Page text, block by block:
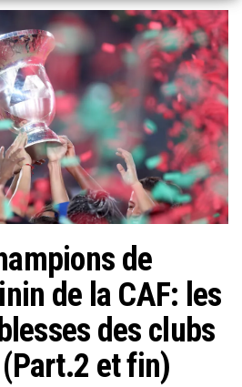
de
de la CAF: les
des clubs
et fin)